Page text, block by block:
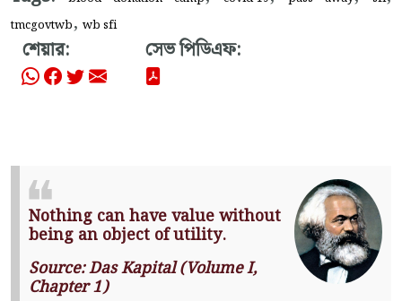
tmcgovtwb, wb sfi
শেয়ার: সেভ পিডিএফ:
Nothing can have value without
being an object of utility.
Source: Das Kapital (Volume I,
Chapter 1)